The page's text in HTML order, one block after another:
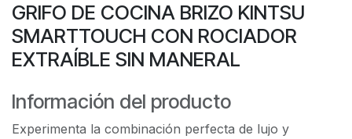
GRIFO DE COCINA BRIZO KINTSU
SMARTTOUCH CON ROCIADOR
EXTRAÍBLE SIN MANERAL
Información del producto
Experimenta la combinación perfecta de lujo y